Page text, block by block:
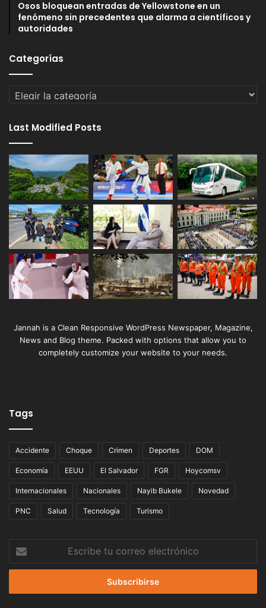
Osos bloquean entradas de Yellowstone en un
fenómeno sin precedentes que alarma a científicos y
autoridades
Categorías
Categorías
Last Modified Posts
Jannah is a Clean Responsive WordPress Newspaper, Magazine,
News and Blog theme. Packed with options that allow you to
completely customize your website to your needs.
Tags
Accidente Choque Crimen Deportes DOM
Economía EEUU El Salvador FGR Hoycomsv
Internacionales Nacionales Nayib Bukele Novedad
PNC Salud Tecnología Turismo
tu
correo